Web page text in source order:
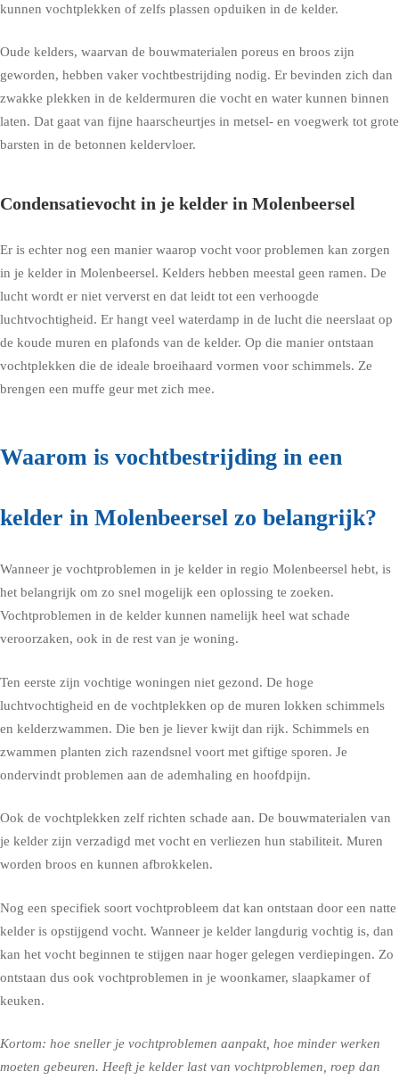
kunnen vochtplekken of zelfs plassen opduiken in de kelder.
Oude kelders, waarvan de bouwmaterialen poreus en broos zijn
geworden, hebben vaker vochtbestrijding nodig. Er bevinden zich dan
zwakke plekken in de keldermuren die vocht en water kunnen binnen
laten. Dat gaat van fijne haarscheurtjes in metsel- en voegwerk tot grote
barsten in de betonnen keldervloer.
Condensatievocht in je kelder in Molenbeersel
Er is echter nog een manier waarop vocht voor problemen kan zorgen
in je kelder in Molenbeersel. Kelders hebben meestal geen ramen. De
lucht wordt er niet ververst en dat leidt tot een verhoogde
luchtvochtigheid. Er hangt veel waterdamp in de lucht die neerslaat op
de koude muren en plafonds van de kelder. Op die manier ontstaan
vochtplekken die de ideale broeihaard vormen voor schimmels. Ze
brengen een muffe geur met zich mee.
Waarom is vochtbestrijding in een
kelder in Molenbeersel zo belangrijk?
Wanneer je vochtproblemen in je kelder in regio Molenbeersel hebt, is
het belangrijk om zo snel mogelijk een oplossing te zoeken.
Vochtproblemen in de kelder kunnen namelijk heel wat schade
veroorzaken, ook in de rest van je woning.
Ten eerste zijn vochtige woningen niet gezond. De hoge
luchtvochtigheid en de vochtplekken op de muren lokken schimmels
en kelderzwammen. Die ben je liever kwijt dan rijk. Schimmels en
zwammen planten zich razendsnel voort met giftige sporen. Je
ondervindt problemen aan de ademhaling en hoofdpijn.
Ook de vochtplekken zelf richten schade aan. De bouwmaterialen van
je kelder zijn verzadigd met vocht en verliezen hun stabiliteit. Muren
worden broos en kunnen afbrokkelen.
Nog een specifiek soort vochtprobleem dat kan ontstaan door een natte
kelder is opstijgend vocht. Wanneer je kelder langdurig vochtig is, dan
kan het vocht beginnen te stijgen naar hoger gelegen verdiepingen. Zo
ontstaan dus ook vochtproblemen in je woonkamer, slaapkamer of
keuken.
Kortom: hoe sneller je vochtproblemen aanpakt, hoe minder werken
moeten gebeuren. Heeft je kelder last van vochtproblemen, roep dan